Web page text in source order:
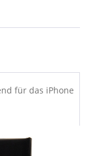
für das iPhone